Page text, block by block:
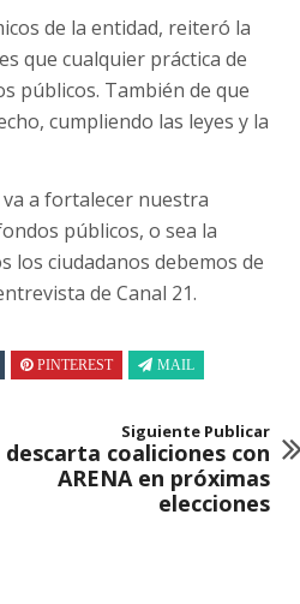
de la entidad, reiteró la
que cualquier práctica de
públicos. También de que
cumpliendo las leyes y la
a fortalecer nuestra
públicos, o sea la
los ciudadanos debemos de
de Canal 21.
PINTEREST MAIL
Siguiente Publicar
descarta coaliciones con
ARENA en próximas
elecciones